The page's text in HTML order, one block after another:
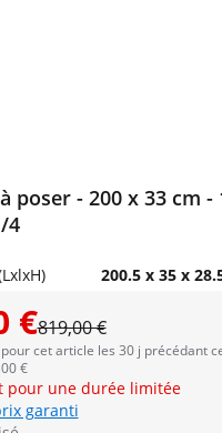
poser - 200 x 33 cm -
4
200.5 x 35 x
€819,00 €
cet article les 30 j précédant
€
pour une durée limitée
garanti